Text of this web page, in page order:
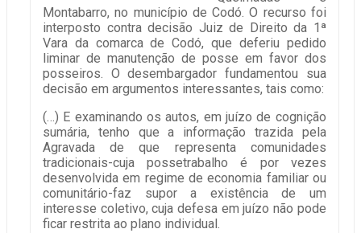
Montabarro, no município de Codó. O recurso foi
interposto contra decisão Juiz de Direito da 1ª
Vara da comarca de Codó, que deferiu pedido
liminar de manutenção de posse em favor dos
posseiros. O desembargador fundamentou sua
decisão em argumentos interessantes, tais como:
(…) E examinando os autos, em juízo de cognição
sumária, tenho que a informação trazida pela
Agravada de que representa comunidades
tradicionais-cuja possetrabalho é por vezes
desenvolvida em regime de economia familiar ou
comunitário-faz supor a existência de um
interesse coletivo, cuja defesa em juízo não pode
ficar restrita ao plano individual.